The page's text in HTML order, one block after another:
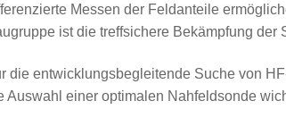
Messen der Feldanteile
ist die treffsichere Bekämpfung
die entwicklungsbegleitende Suche von
Auswahl einer optimalen Nahfeldsonde